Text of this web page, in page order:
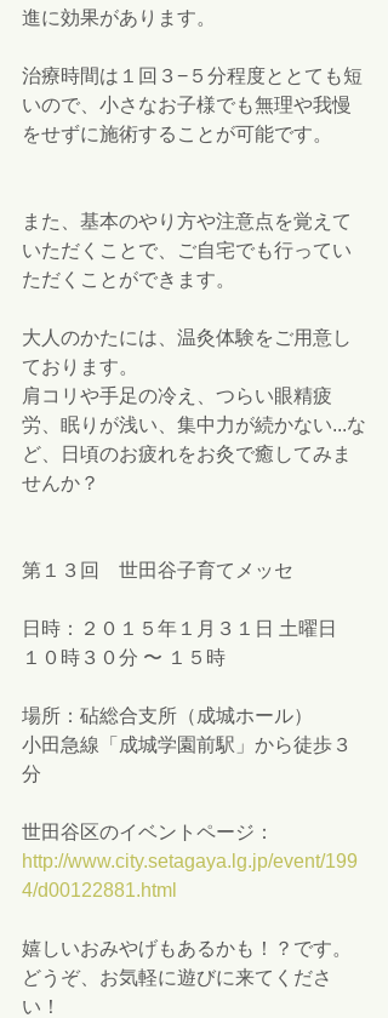
進に効果があります。
治療時間は１回３−５分程度ととても短
いので、小さなお子様でも無理や我慢
をせずに施術することが可能です。
また、基本のやり方や注意点を覚えて
いただくことで、ご自宅でも行ってい
ただくことができます。
大人のかたには、温灸体験をご用意し
ております。
肩コリや手足の冷え、つらい眼精疲
労、眠りが浅い、集中力が続かない...な
ど、日頃のお疲れをお灸で癒してみま
せんか？
第１３回　世田谷子育てメッセ
日時：２０１５年１月３１日 土曜日
１０時３０分 〜 １５時
場所：砧総合支所（成城ホール）
小田急線「成城学園前駅」から徒歩３
分
世田谷区のイベントページ：
http://www.city.setagaya.lg.jp/event/199
4/d00122881.html
嬉しいおみやげもあるかも！？です。
どうぞ、お気軽に遊びに来てくださ
い！